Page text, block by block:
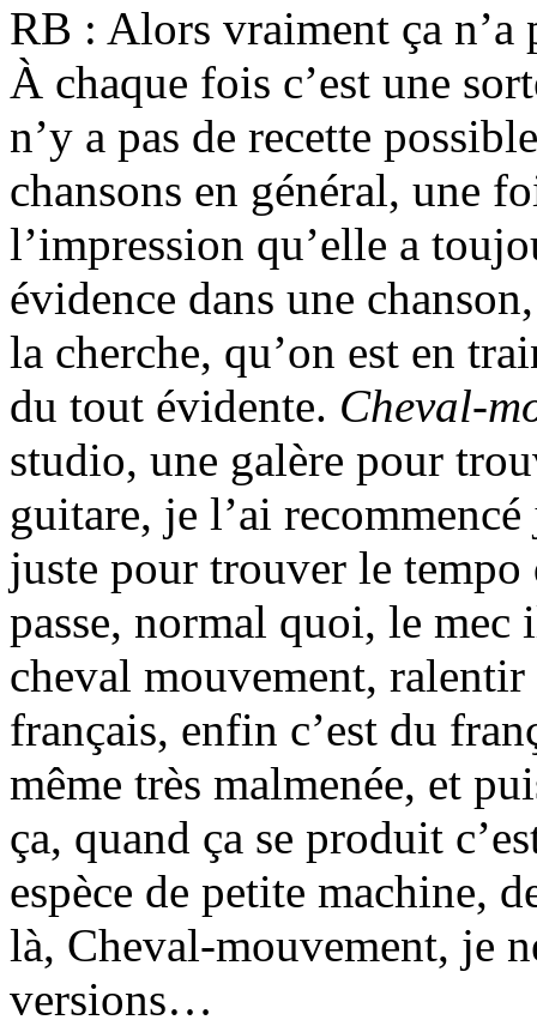
RB : Alors vraiment ça n’a
À chaque fois c’est une
n’y a pas de recette
chansons en général, une
l’impression qu’elle a
évidence dans une
la cherche, qu’on est en
du tout évidente. Cheval-
studio, une galère pour
guitare, je l’ai
juste pour trouver le
passe, normal quoi, le mec
cheval mouvement,
français, enfin c’est du
même très malmenée, et
ça, quand ça se produit
espèce de petite machine,
là, Cheval-mouvement, je
versions…